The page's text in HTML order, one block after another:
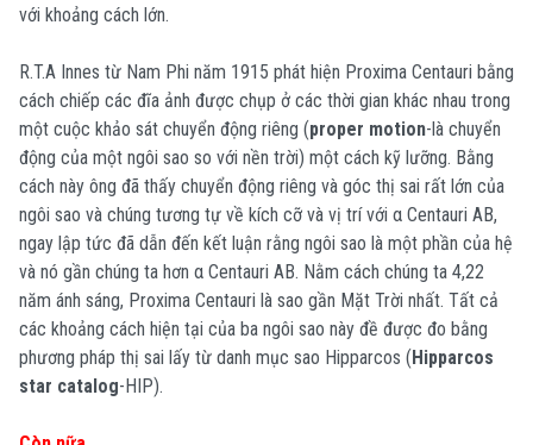
với khoảng cách lớn.
R.T.A Innes từ Nam Phi năm 1915 phát hiện Proxima Centauri bằng
cách chiếp các đĩa ảnh được chụp ở các thời gian khác nhau trong
một cuộc khảo sát chuyển động riêng (proper motion-là chuyển
động của một ngôi sao so với nền trời) một cách kỹ lưỡng. Bằng
cách này ông đã thấy chuyển động riêng và góc thị sai rất lớn của
ngôi sao và chúng tương tự về kích cỡ và vị trí với α Centauri AB,
ngay lập tức đã dẫn đến kết luận rằng ngôi sao là một phần của hệ
và nó gần chúng ta hơn α Centauri AB. Nằm cách chúng ta 4,22
năm ánh sáng, Proxima Centauri là sao gần Mặt Trời nhất. Tất cả
các khoảng cách hiện tại của ba ngôi sao này đề được đo bằng
phương pháp thị sai lấy từ danh mục sao Hipparcos ( Hipparcos
star catalog-HIP).